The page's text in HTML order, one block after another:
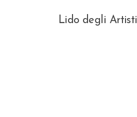
Lido degli Artisti